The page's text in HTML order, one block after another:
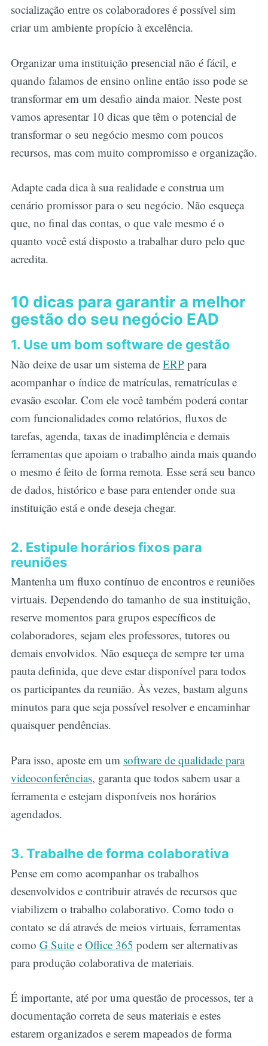
socialização entre os colaboradores é possível sim
criar um ambiente propício à excelência.
Organizar uma instituição presencial não é fácil, e
quando falamos de ensino online então isso pode se
transformar em um desafio ainda maior. Neste post
vamos apresentar 10 dicas que têm o potencial de
transformar o seu negócio mesmo com poucos
recursos, mas com muito compromisso e organização.
Adapte cada dica à sua realidade e construa um
cenário promissor para o seu negócio. Não esqueça
que, no final das contas, o que vale mesmo é o
quanto você está disposto a trabalhar duro pelo que
acredita.
10 dicas para garantir a melhor
gestão do seu negócio EAD
1. Use um bom software de gestão
Não deixe de usar um sistema de ERPpara
acompanhar o índice de matrículas, rematrículas e
evasão escolar. Com ele você também poderá contar
com funcionalidades como relatórios, fluxos de
tarefas, agenda, taxas de inadimplência e demais
ferramentas que apoiam o trabalho ainda mais quando
o mesmo é feito de forma remota. Esse será seu banco
de dados, histórico e base para entender onde sua
instituição está e onde deseja chegar.
2. Estipule horários fixos para
reuniões
Mantenha um fluxo contínuo de encontros e reuniões
virtuais. Dependendo do tamanho de sua instituição,
reserve momentos para grupos específicos de
colaboradores, sejam eles professores, tutores ou
demais envolvidos. Não esqueça de sempre ter uma
pauta definida, que deve estar disponível para todos
os participantes da reunião. Às vezes, bastam alguns
minutos para que seja possível resolver e encaminhar
quaisquer pendências.
Para isso, aposte em um software de qualidade para
videoconferências, garanta que todos sabem usar a
ferramenta e estejam disponíveis nos horários
agendados.
3. Trabalhe de forma colaborativa
Pense em como acompanhar os trabalhos
desenvolvidos e contribuir através de recursos que
viabilizem o trabalho colaborativo. Como todo o
contato se dá através de meios virtuais, ferramentas
como G Suitee Office 365 podem ser alternativas
para produção colaborativa de materiais.
É importante, até por uma questão de processos, ter a
documentação correta de seus materiais e estes
estarem organizados e serem mapeados de forma